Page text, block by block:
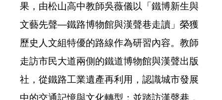
果，由松山高中教師吳薇儀以「鐵博新生與
文藝先聲—鐵路博物館與漢聲巷走讀」榮獲
歷史人文組特優的路線作為研習內容。教師
走訪市民大道兩側的鐵道博物館與漢聲出版
社，從鐵路工業遺產再利用，認識城市發展
中的交通記憶與文化轉型；並踏訪漢聲巷，